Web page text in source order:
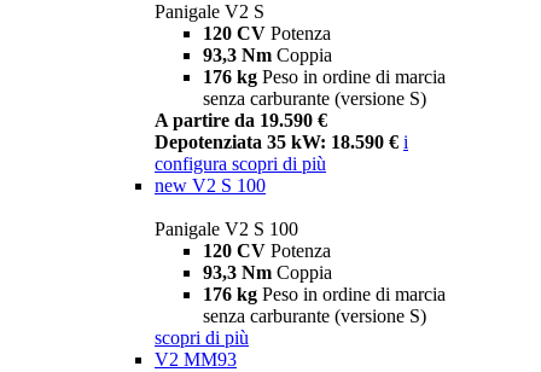
Panigale V2 S
120 CV Potenza
93,3 Nm Coppia
176 kg Peso in ordine di marcia
senza carburante (versione S)
A partire da 19.590 €
Depotenziata 35 kW: 18.590 € i
configura scopri di più
new V2 S 100
Panigale V2 S 100
120 CV Potenza
93,3 Nm Coppia
176 kg Peso in ordine di marcia
senza carburante (versione S)
scopri di più
V2 MM93